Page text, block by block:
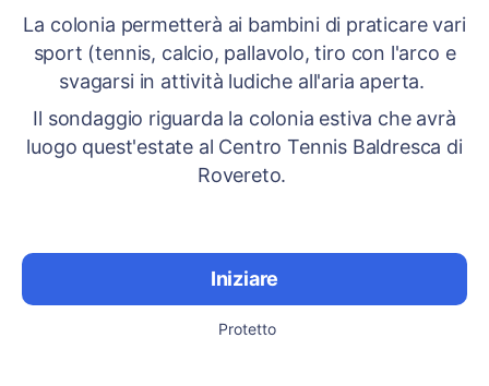
La colonia permetterà ai bambini di praticare vari
sport (tennis, calcio, pallavolo, tiro con l'arco e
svagarsi in attività ludiche all'aria aperta.
Il sondaggio riguarda la colonia estiva che avrà
luogo quest'estate al Centro Tennis Baldresca di
Rovereto.
Iniziare
Protetto